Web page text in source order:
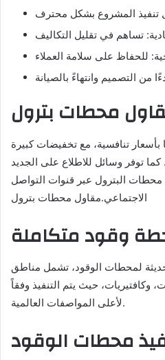
محطات بترول
تنافسية، مع تخفيضات كبيرة
توفر وسائل للاطلاع على الجديد
البترول عبر قنوات التواصل
الاجتماعي.مقاول محطات بترول
وقود متكاملة
لمحطات الوقود، تشمل مناطق
وكافتيريات، حيث يتم التنفيذ وفقاً
لأعلى المواصفات العالمية.
محطات الوقود